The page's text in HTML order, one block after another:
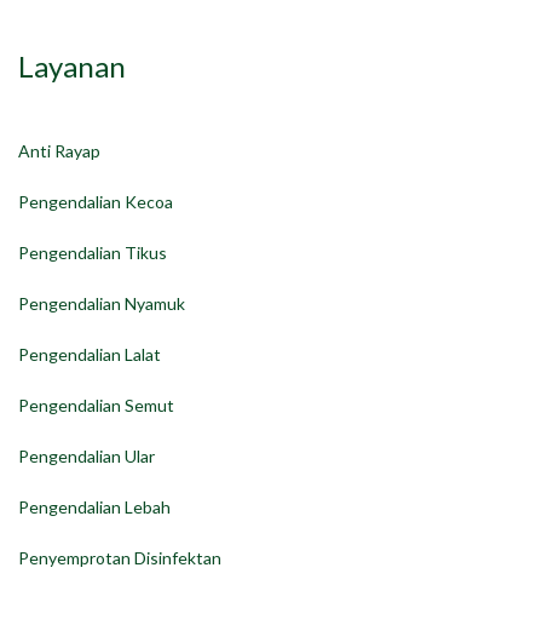
Layanan
Anti Rayap
Pengendalian Kecoa
Pengendalian Tikus
Pengendalian Nyamuk
Pengendalian Lalat
Pengendalian Semut
Pengendalian Ular
Pengendalian Lebah
Penyemprotan Disinfektan